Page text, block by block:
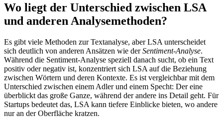
Wo liegt der Unterschied zwischen LSA
und anderen Analysemethoden?
Es gibt viele Methoden zur Textanalyse, aber LSA unterscheidet
sich deutlich von anderen Ansätzen wie derSentiment-Analyse.
Während die Sentiment-Analyse speziell danach sucht, ob ein Text
positiv oder negativ ist, konzentriert sich LSA auf die Beziehung
zwischen Wörtern und deren Kontexte. Es ist vergleichbar mit dem
Unterschied zwischen einem Adler und einem Specht: Der eine
überblickt das große Ganze, während der andere ins Detail geht. Für
Startups bedeutet das, LSA kann tiefere Einblicke bieten, wo andere
nur an der Oberfläche kratzen.